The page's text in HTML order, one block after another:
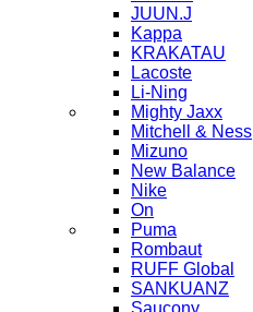
JUUN.J
Kappa
KRAKATAU
Lacoste
Li-Ning
Mighty Jaxx
Mitchell & Ness
Mizuno
New Balance
Nike
On
Puma
Rombaut
RUFF Global
SANKUANZ
Saucony